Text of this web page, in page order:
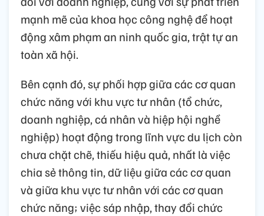
mạnh mẽ của khoa học công nghệ để hoạt
động xâm phạm an ninh quốc gia, trật tự an
toàn xã hội.
Bên cạnh đó, sự phối hợp giữa các cơ quan
chức năng với khu vực tư nhân (tổ chức,
doanh nghiệp, cá nhân và hiệp hội nghề
nghiệp) hoạt động trong lĩnh vực du lịch còn
chưa chặt chẽ, thiếu hiệu quả, nhất là việc
chia sẻ thông tin, dữ liệu giữa các cơ quan
và giữa khu vực tư nhân với các cơ quan
chức năng; việc sáp nhập, thay đổi chức